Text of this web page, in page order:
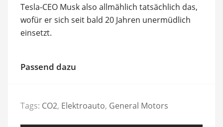
Tesla-CEO Musk also allmählich tatsächlich das,
wofür er sich seit bald 20 Jahren unermüdlich
einsetzt.
Passend dazu
Tags: CO2, Elektroauto, General Motors